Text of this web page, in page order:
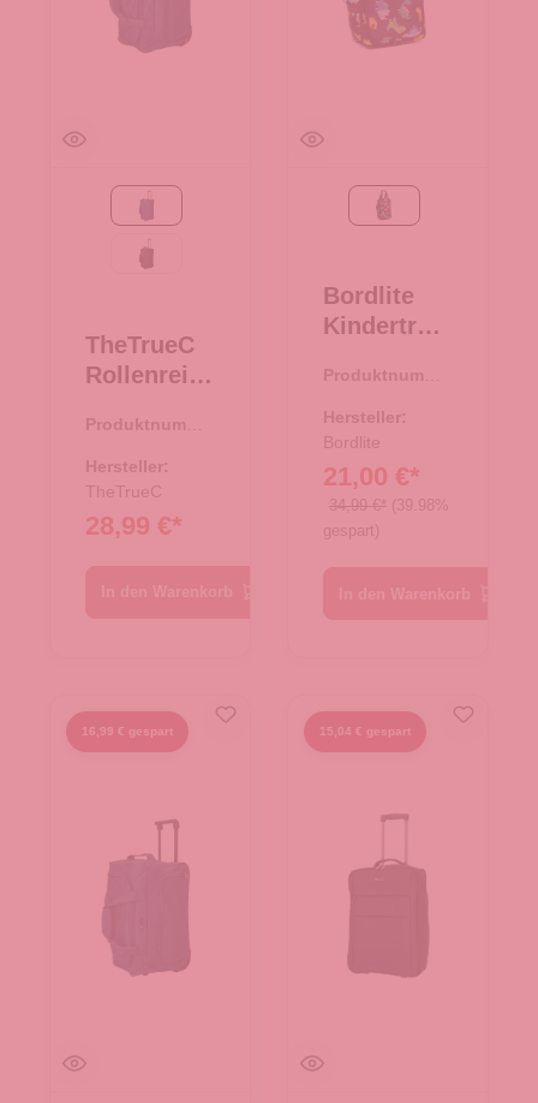
schwarz
TheTrueC
Rollenreise
cm Berlin
2.0 navy
Produktnumme
Hersteller:
TheTrueC
28,99 €*
navy
Bordlite
Kindertroll
Boardgepä
ck
Underseat
Dino navy
Produktnumme
Hersteller:
Bordlite
21,00 €*
34,99 €* (39.98%
gespart)
16,99 € gespart 15,04 € gespart